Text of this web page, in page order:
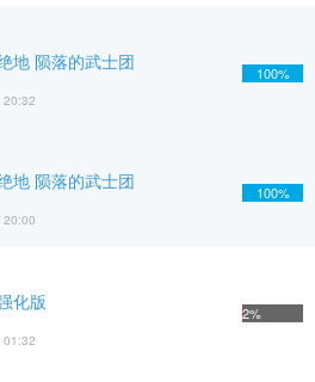
地 陨落的武士团
20:32
100%
地 陨落的武士团
20:00
100%
化版
01:32
2%